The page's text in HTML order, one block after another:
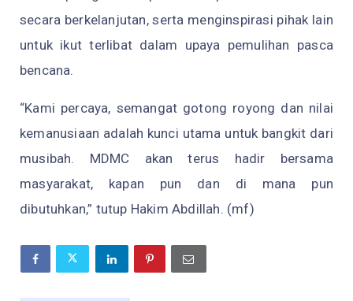
secara berkelanjutan, serta menginspirasi pihak lain
untuk ikut terlibat dalam upaya pemulihan pasca
bencana.
“Kami percaya, semangat gotong royong dan nilai
kemanusiaan adalah kunci utama untuk bangkit dari
musibah. MDMC akan terus hadir bersama
masyarakat, kapan pun dan di mana pun
dibutuhkan,” tutup Hakim Abdillah. (mf)